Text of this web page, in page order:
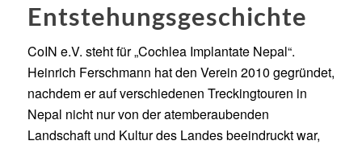
Entstehungsgeschichte
CoIN e.V. steht für „Cochlea Implantate Nepal“.
Heinrich Ferschmann hat den Verein 2010 gegründet,
nachdem er auf verschiedenen Treckingtouren in
Nepal nicht nur von der atemberaubenden
Landschaft und Kultur des Landes beeindruckt war,